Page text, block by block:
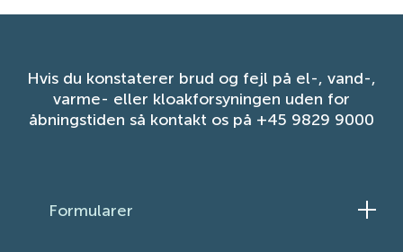
Hvis du konstaterer brud og fejl på el-, vand-,
varme- eller kloakforsyningen uden for
åbningstiden så kontakt os på +45 9829 9000
Formularer